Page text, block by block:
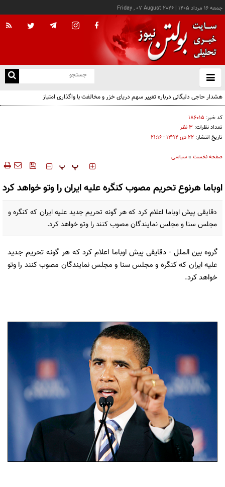
جمعه ۱۶ مرداد ۱۴۰۵ |
Friday , 07 August 2026
باز
و
هشدار حاجی دلیگانی درباره تغییر سهم دریای خزر و مخالفت با واگذاری امتیاز
کد خبر: ۱۸۶۰۱۵
تعداد نظرات: ۳ نظر
تاریخ انتشار: ۲۲ دی ۱۳۹۲ - ۲۱:۱۶
صفحه نخست »سیاسی
‍‍‍ پ پ
اوباما هرنوع تحریم مصوب کنگره علیه ایران را وتو خواهد کرد
دقایقی پیش اوباما اعلام کرد که هر گونه تحریم جدید علیه ایران که کنگره و
مجلس سنا و مجلس نمایندگان مصوب کنند را وتو خواهد کرد.
گروه بین الملل - دقایقی پیش اوباما اعلام کرد که هر گونه تحریم جدید
علیه ایران که کنگره و مجلس سنا و مجلس نمایندگان مصوب کنند را وتو
خواهد کرد.